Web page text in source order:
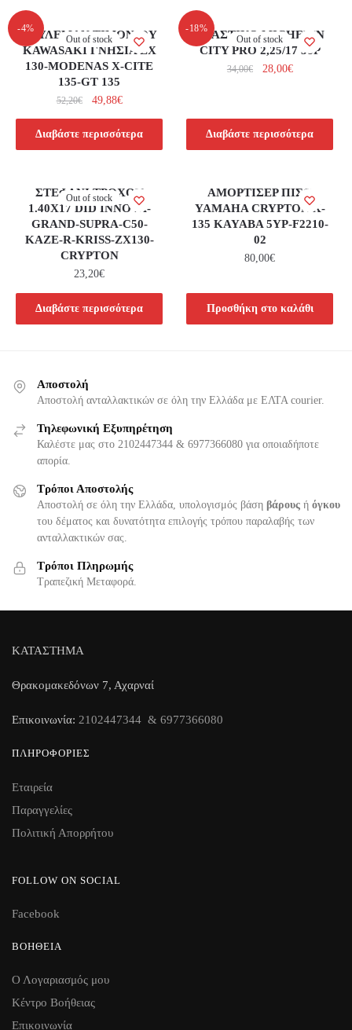
-4%
Out of stock
ΡΟΥΛΕΜΑΝ ΤΙΜΟΝΙΟΥ
KAWASAKI ΓΝΗΣΙΑ ZX
130-MODENAS X-CITE
135-GT 135
52,20€ 49,88€
Διαβάστε περισσότερα
-18%
Out of stock
ΕΛΑΣΤΙΚΟ MICHELIN
CITY PRO 2,25/17 38P
34,00€ 28,00€
Διαβάστε περισσότερα
Out of stock
ΣΤΕΦΑΝΙ ΤΡΟΧΟΥ
1.40X17 DID INNOVA-
GRAND-SUPRA-C50-
KAZE-R-KRISS-ZX130-
CRYPTON
23,20€
Διαβάστε περισσότερα
ΑΜΟΡΤΙΣΕΡ ΠΙΣΩ
YAMAHA CRYPTON X-
135 KAYABA 5YP-F2210-
02
80,00€
Προσθήκη στο καλάθι
Αποστολή
Αποστολή ανταλλακτικών σε όλη την Ελλάδα με ΕΛΤΑ courier.
Τηλεφωνική Εξυπηρέτηση
Καλέστε μας στο 2102447344 & 6977366080 για οποιαδήποτε
απορία.
Τρόποι Αποστολής
Αποστολή σε όλη την Ελλάδα, υπολογισμός βάση βάρους ή όγκου
του δέματος και δυνατότητα επιλογής τρόπου παραλαβής των
ανταλλακτικών σας.
Τρόποι Πληρωμής
Τραπεζική Μεταφορά.
ΚΑΤΑΣΤΗΜΑ
Θρακομακεδόνων 7, Αχαρναί
Επικοινωνία: 2102447344 & 6977366080
ΠΛΗΡΟΦΟΡΊΕΣ
Εταιρεία
Παραγγελίες
Πολιτική Απορρήτου
FOLLOW ON SOCIAL
Facebook
ΒΟΉΘΕΙΑ
Ο Λογαριασμός μου
Κέντρο Βοήθειας
Επικοινωνία